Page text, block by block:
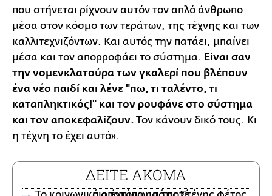
που στήνεται ρίχνουν αυτόν τον απλό άνθρωπο
μέσα στον κόσμο των τεράτων, της τέχνης και των
καλλιτεχνιζόντων. Και αυτός την πατάει, μπαίνει
μέσα και τον απορροφάει το σύστημα. Είναι σαν
την νομενκλατούρα των γκαλερί που βλέπουν
ένα νέο παιδί και λένε "πω, τι ταλέντο, τι
καταπληκτικός!" και τον ρουφάνε στο σύστημα
και τον αποκεφαλίζουν. Τον κάνουν δικό τους. Κι
η τέχνη το έχει αυτό».
ΔΕΙΤΕ ΑΚΟΜΑ